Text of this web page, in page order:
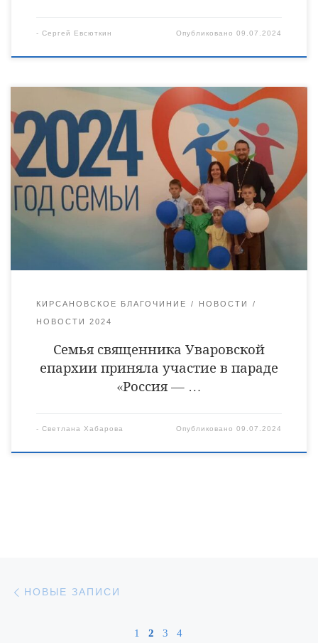
- Сергей Евсюткин Опубликовано09.07.2024
8 июля, в День семьи, любви и верности, в Тамбове прошел
Всероссийский парад семей «Россия — Семья
семей!». Состоялось шествие участников и победителей
регионального этапа Всероссийского конкурса «Семья года».
Семья руководителя молодежного отдела Уваровской епархии
священника Антония Лукошина приняла участие в этом
мероприятии. Напомним, что Антон и Елена Лукошины и их
КИРСАНОВСКОЕ БЛАГОЧИНИЕ НОВОСТИ
НОВОСТИ 2024
Семья священника Уваровской
епархии приняла участие в параде
«Россия — …
- Светлана Хабарова Опубликовано09.07.2024
Навигация по записям
НОВЫЕ ЗАПИСИ
1 2 3 4